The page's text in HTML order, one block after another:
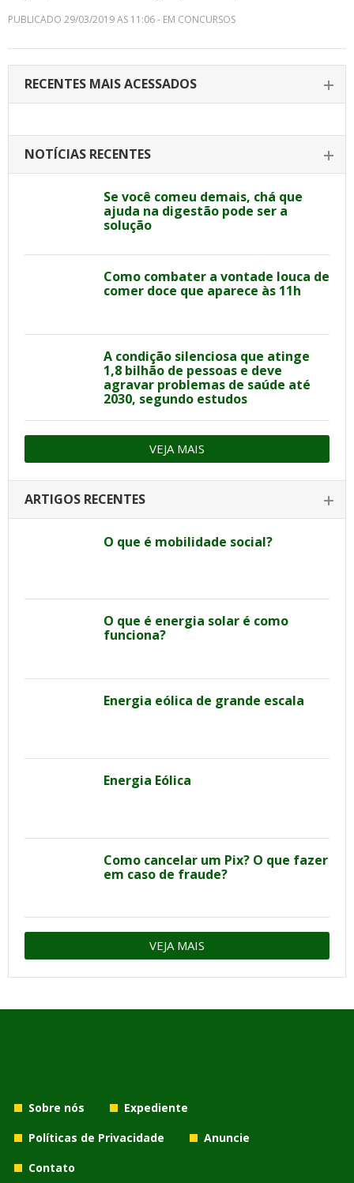
PUBLICADO 29/03/2019 AS 11:06 - EM CONCURSOS
RECENTES MAIS ACESSADOS
NOTÍCIAS RECENTES
Se você comeu demais, chá que
ajuda na digestão pode ser a
solução
Como combater a vontade louca de
comer doce que aparece às 11h
A condição silenciosa que atinge
1,8 bilhão de pessoas e deve
agravar problemas de saúde até
2030, segundo estudos
VEJA MAIS
ARTIGOS RECENTES
O que é mobilidade social?
O que é energia solar é como
funciona?
Energia eólica de grande escala
Energia Eólica
Como cancelar um Pix? O que fazer
em caso de fraude?
VEJA MAIS
Sobre nós
Expediente
Políticas de Privacidade
Anuncie
Contato